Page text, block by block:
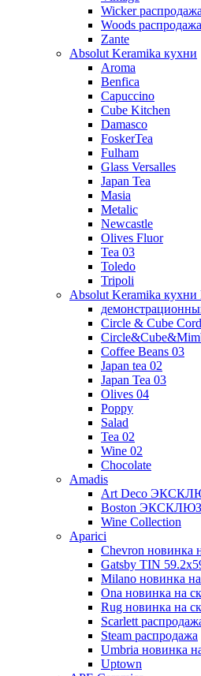
Wicker распродажа
Woods распродажа
Zante
Absolut Keramika кухни
Aroma
Benfica
Capuccino
Cube Kitchen
Damasco
FoskerTea
Fulham
Glass Versalles
Japan Tea
Masia
Metalic
Newcastle
Olives Fluor
Tea 03
Toledo
Tripoli
Absolut Keramika кухни
Circle & Cube
Coffee Beans 03
Japan tea 02
Japan Tea 03
Olives 04
Poppy
Salad
Tea 02
Wine 02
Chocolate
Amadis
Art Deco
Boston
Wine Collection
Aparici
Chevron новинка
Gatsby TIN
Milano новинка
Ona новинка на
Rug новинка на
Scarlett
Steam распродажа
Umbria новинка
Uptown